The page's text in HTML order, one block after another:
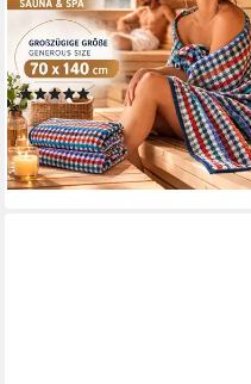
Saunatuch Strandtuch 100%
Baumwolle Karo BUNT
100x200cm, Baumwolle (1-St)
(4)
ab 14,95 €
lieferbar - in 2-3 Werktagen bei dir